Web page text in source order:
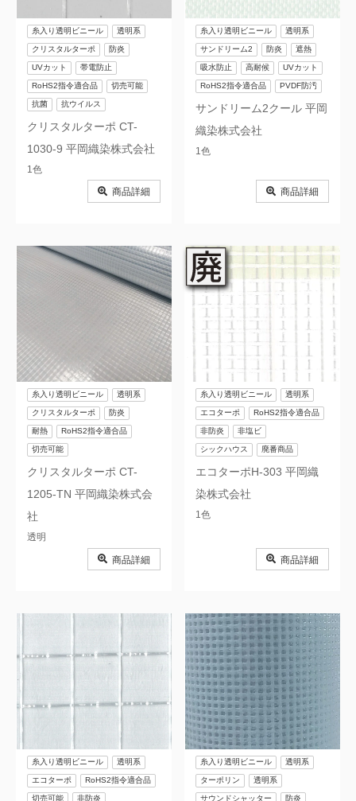
クリスタルターポ CT-
1030-9 平岡織染株式会社
糸入り透明ビニール 透明系
クリスタルターポ 防炎
UVカット 帯電防止
RoHS2指令適合品 切売可能
抗菌 抗ウイルス
1色
商品詳細
サンドリーム2クール 平岡
織染株式会社
糸入り透明ビニール 透明系
サンドリーム2 防炎 遮熱
吸水防止 高耐候 UVカット
RoHS2指令適合品 PVDF防汚
1色
商品詳細
クリスタルターポ CT-
1205-TN 平岡織染株式会
社
糸入り透明ビニール 透明系
クリスタルターポ 防炎
耐熱 RoHS2指令適合品
切売可能
透明
商品詳細
エコターポH-303 平岡織
染株式会社
糸入り透明ビニール 透明系
エコターポ RoHS2指令適合品
非防炎 非塩ビ
シックハウス 廃番商品
1色
商品詳細
糸入り透明ビニール 透明系
エコターポ RoHS2指令適合品
切売可能 非防炎
糸入り透明ビニール 透明系
ターポリン 透明系
サウンドシャッター 防炎